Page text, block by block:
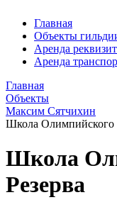
Главная
Объекты
Аренда
Аренда
Главная
Объекты
Максим Сятчихин
Школа Олимпийского
Школа
Резерва